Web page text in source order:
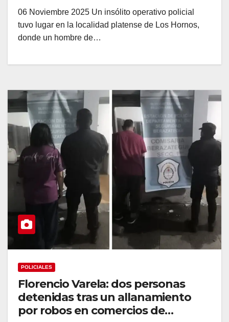
06 Noviembre 2025 Un insólito operativo policial
tuvo lugar en la localidad platense de Los Hornos,
donde un hombre de…
POLICIALES
Florencio Varela: dos personas
detenidas tras un allanamiento
por robos en comercios de